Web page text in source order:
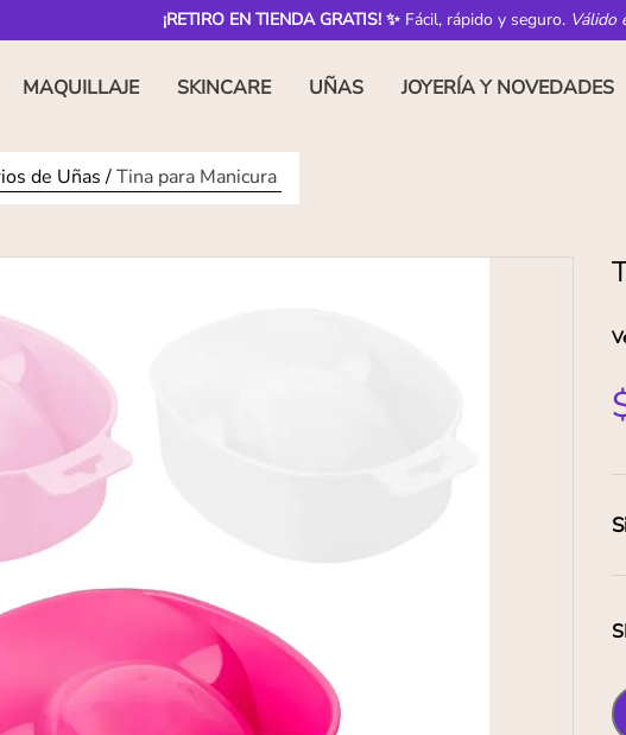
¡RETIRO EN TIENDA GRATIS! ✨ Fácil, rápido y seguro. Válido
MAQUILLAJE SKINCARE UÑAS JOYERÍA Y NOVEDADES
de Uñas Tina para Manicura